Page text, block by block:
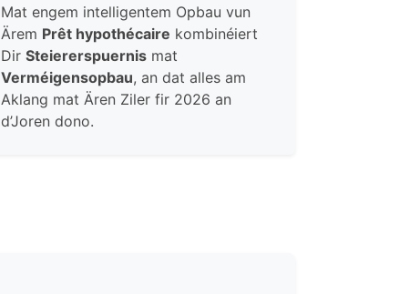
Mat engem intelligentem Opbau vun
Ärem Prêt hypothécaire kombinéiert
Dir Steiererspuernis mat
Verméigensopbau, an dat alles am
Aklang mat Ären Ziler fir 2026 an
d’Joren dono.